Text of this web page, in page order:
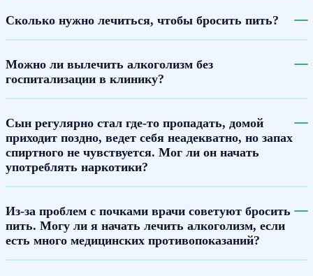
Сколько нужно лечиться, чтобы бросить пить?
Можно ли вылечить алкоголизм без
госпитализации в клинику?
Сын регулярно стал где-то пропадать, домой
приходит поздно, ведет себя неадекватно, но запах
спиртного не чувствуется. Мог ли он начать
употреблять наркотики?
Из-за проблем с почками врачи советуют бросить
пить. Могу ли я начать лечить алкоголизм, если
есть много медицинских противопоказаний?